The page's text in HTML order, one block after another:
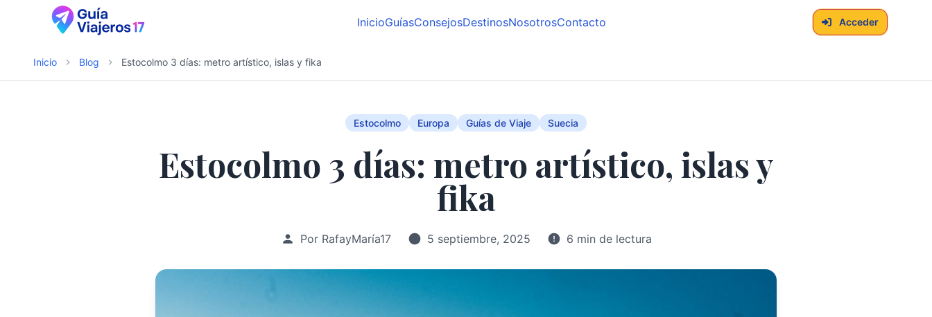
InicioGuíasConsejosDestinosNosotrosContacto Acceder
Inicio Blog Estocolmo 3 días: metro artístico, islas y fika
Estocolmo Europa Guías de Viaje Suecia
Estocolmo 3 días: metro artístico, islas y
fika
Por RafayMaría17 5 septiembre, 2025 6 min de lectura